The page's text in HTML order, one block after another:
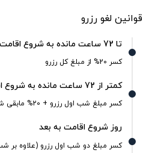
قوانین لغو رزرو
تا 72 ساعت مانده به شروع اقامت
کسر 20% از مبلغ کل رزرو
کمتر از 72 ساعت مانده به شروع اقامت
کسر مبلغ شب اول رزرو + 20% مابقی شب ها
روز شروع اقامت به بعد